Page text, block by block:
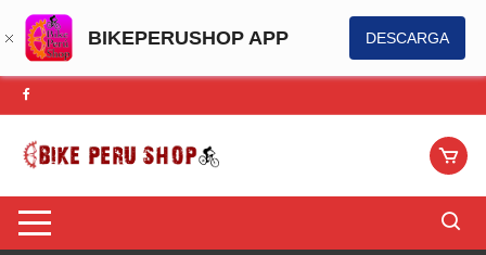
BIKEPERUSHOP APP DESCARGA
Saltar
al
contenido